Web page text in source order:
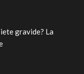
gravide? La